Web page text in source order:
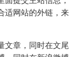
适网站的外链，来
文章，同时在文尾